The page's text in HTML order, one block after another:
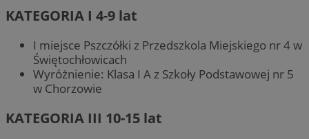
KATEGORIA I 4-9 lat
I miejsce Pszczółki z Przedszkola Miejskiego nr 4 w
Świętochłowicach
Wyróżnienie: Klasa I A z Szkoły Podstawowej nr 5
w Chorzowie
KATEGORIA III 10-15 lat